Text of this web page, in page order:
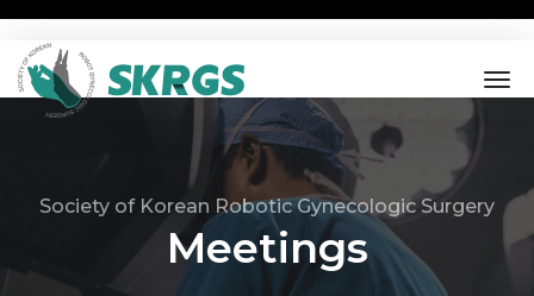
Society of Korean Robotic Gynecologic Surgery
Meetings